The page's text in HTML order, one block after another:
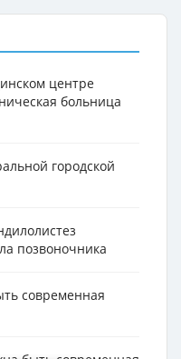
центре
больница
городской
позвоночника
современная